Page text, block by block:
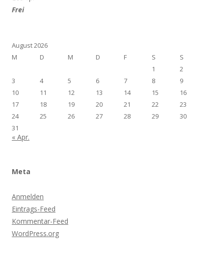
Frei
August 2026
M
D M D F S
S
1
2
3
4 5 6 7 8
9
10
11 12 13 14 15
16
17
18 19 20 21 22
23
24
25 26 27 28 29
30
31
« Apr.
Meta
Anmelden
Eintrags-Feed
Kommentar-Feed
WordPress.org